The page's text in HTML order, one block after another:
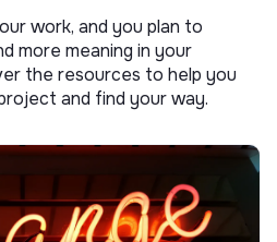
work, and you plan to
more meaning in your
the resources to help you
and find your way.